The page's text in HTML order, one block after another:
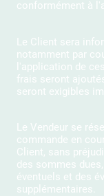
conformément à
Le Client sera
notamment par
l'application de
frais seront
seront exigibles
Le Vendeur se
commande en
Client, sans
des sommes
éventuels et des
supplémentaires.